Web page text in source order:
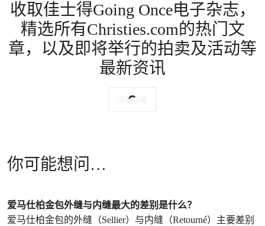
收取佳士得Going Once电子杂志，
精选所有Christies.com的热门文
章，以及即将举行的拍卖及活动等
最新资讯
立即订阅
你可能想问…
爱马仕柏金包外缝与内缝最大的差别是什么？
爱马仕柏金包的外缝（Sellier）与内缝（Retourné）主要差别